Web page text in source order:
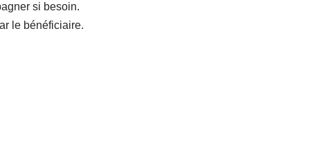
si besoin.
le bénéficiaire.